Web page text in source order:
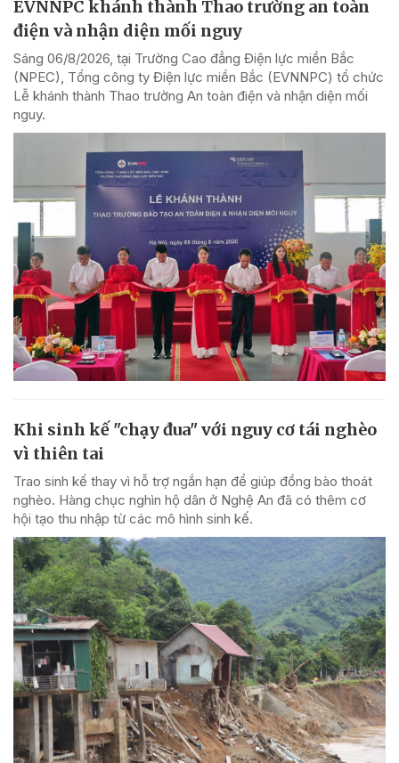
EVNNPC khánh thành Thao trường an toàn
điện và nhận diện mối nguy
Sáng 06/8/2026, tại Trường Cao đẳng Điện lực miền Bắc
(NPEC), Tổng công ty Điện lực miền Bắc (EVNNPC) tổ chức
Lễ khánh thành Thao trường An toàn điện và nhận diện mối
nguy.
Khi sinh kế "chạy đua" với nguy cơ tái nghèo
vì thiên tai
Trao sinh kế thay vì hỗ trợ ngắn hạn để giúp đồng bào thoát
nghèo. Hàng chục nghìn hộ dân ở Nghệ An đã có thêm cơ
hội tạo thu nhập từ các mô hình sinh kế.